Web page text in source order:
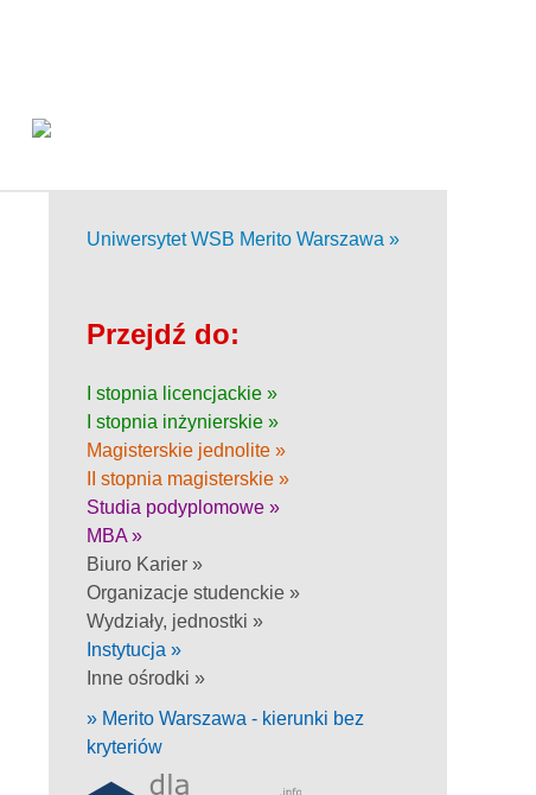
Uniwersytet WSB Merito Warszawa »
Przejdź do:
I stopnia licencjackie »
I stopnia inżynierskie »
Magisterskie jednolite »
II stopnia magisterskie »
Studia podyplomowe »
MBA »
Biuro Karier »
Organizacje studenckie »
Wydziały, jednostki »
Instytucja »
Inne ośrodki »
» Merito Warszawa - kierunki bez
kryteriów